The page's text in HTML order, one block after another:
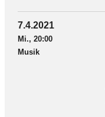
7.4.2021
Mi., 20:00
Musik